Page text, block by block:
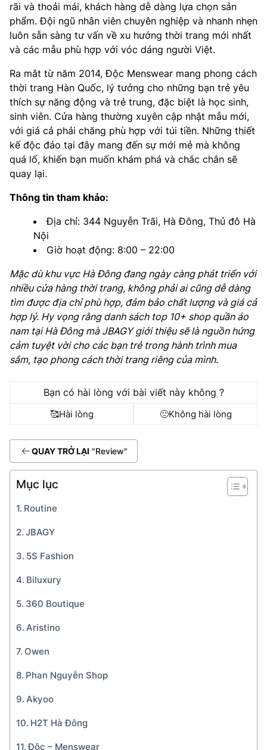
rãi và thoải mái, khách hàng dễ dàng lựa chọn sản
phẩm. Đội ngũ nhân viên chuyên nghiệp và nhanh nhẹn
luôn sẵn sàng tư vấn về xu hướng thời trang mới nhất
và các mẫu phù hợp với vóc dáng người Việt.
Ra mắt từ năm 2014, Độc Menswear mang phong cách
thời trang Hàn Quốc, lý tưởng cho những bạn trẻ yêu
thích sự năng động và trẻ trung, đặc biệt là học sinh,
sinh viên. Cửa hàng thường xuyên cập nhật mẫu mới,
với giá cả phải chăng phù hợp với túi tiền. Những thiết
kế độc đáo tại đây mang đến sự mới mẻ mà không
quá lố, khiến bạn muốn khám phá và chắc chắn sẽ
quay lại.
Thông tin tham khảo:
Địa chỉ: 344 Nguyễn Trãi, Hà Đông, Thủ đô Hà
Nội
Giờ hoạt động: 8:00 – 22:00
Mặc dù khu vực Hà Đông đang ngày càng phát triển với
nhiều cửa hàng thời trang, không phải ai cũng dễ dàng
tìm được địa chỉ phù hợp, đảm bảo chất lượng và giá cả
hợp lý. Hy vọng rằng danh sách top 10+ shop quần áo
nam tại Hà Đông mà JBAGY giới thiệu sẽ là nguồn hứng
cảm tuyệt vời cho các bạn trẻ trong hành trình mua
sắm, tạo phong cách thời trang riêng của mình.
Bạn có hài lòng với bài viết này không ?
🥰Hài lòng 🙁Không hài lòng
QUAY TRỞ LẠI "Review"
Mục lục
Routine
JBAGY
5S Fashion
Biluxury
360 Boutique
Aristino
Owen
Phan Nguyễn Shop
Akyoo
H2T Hà Đông
Độc – Menswear